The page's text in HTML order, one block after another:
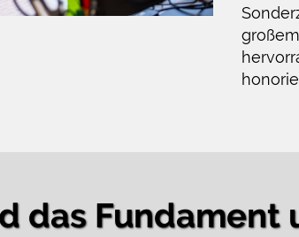
das Fundament